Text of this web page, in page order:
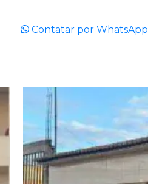
Contatar por WhatsApp